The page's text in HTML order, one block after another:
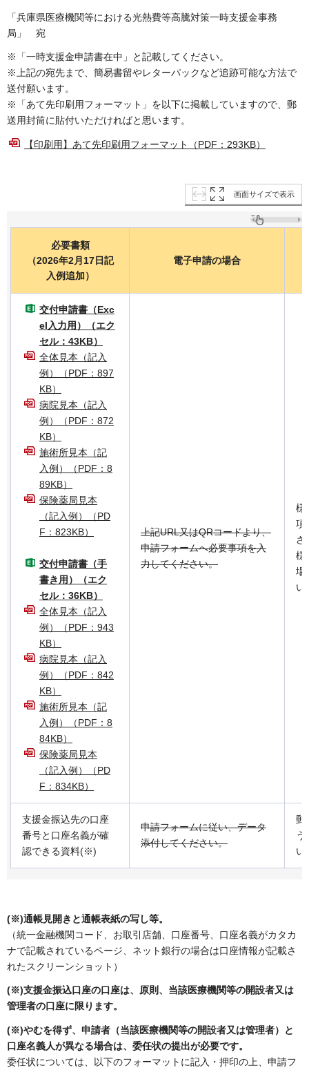
「兵庫県医療機関等における光熱費等⾼騰対策⼀時⽀援⾦事務
局」 宛
※「一時支援金申請書在中」と記載してください。
※上記の宛先まで、簡易書留やレターパックなど追跡可能な方法で
送付願います。
※「あて先印刷用フォーマット」を以下に掲載していますので、郵
送用封筒に貼付いただければと思います。
【印刷用】あて先印刷用フォーマット（PDF：293KB）
画面サイズで表示
必要書類
（2026年2月17日記
入例追加）
電子申請の場合
交付申請書（Exc
el入力用）（エク
セル：43KB）
全体見本（記入
例）（PDF：897
KB）
病院見本（記入
例）（PDF：872
KB）
施術所見本（記
入例）（PDF：8
89KB）
保険薬局見本
（記入例）（PD
F：823KB）
交付申請書（手
書き用）（エク
セル：36KB）
全体見本（記入
例）（PDF：943
KB）
病院見本（記入
例）（PDF：842
KB）
施術所見本（記
入例）（PDF：8
84KB）
保険薬局見本
（記入例）（PD
F：834KB）
上記URL又はQRコードより、
申請フォームへ必要事項を入
力してください。
様
項
さ
様
場
い
支援金振込先の口座
番号と口座名義が確
認できる資料(※)
申請フォームに従い、データ
添付してください。
郵
う
い
(※)通帳見開きと通帳表紙の写し等。
（統一金融機関コード、お取引店舗、口座番号、口座名義がカタカ
ナで記載されているページ、ネット銀行の場合は口座情報が記載さ
れたスクリーンショット）
(※)支援金振込口座の口座は、原則、当該医療機関等の開設者又は
管理者の口座に限ります。
(※)やむを得ず、申請者（当該医療機関等の開設者又は管理者）と
口座名義人が異なる場合は、委任状の提出が必要です。
委任状については、以下のフォーマットに記入・押印の上、申請フ